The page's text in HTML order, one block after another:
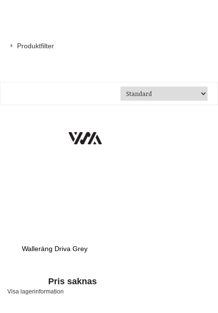
Produktfilter
Walleräng Driva Grey
Pris saknas
Visa lagerinformation